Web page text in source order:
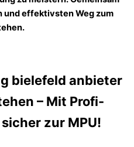
effektivsten Weg zum
bielefeld anbieter
– Mit Profi-
zur MPU!